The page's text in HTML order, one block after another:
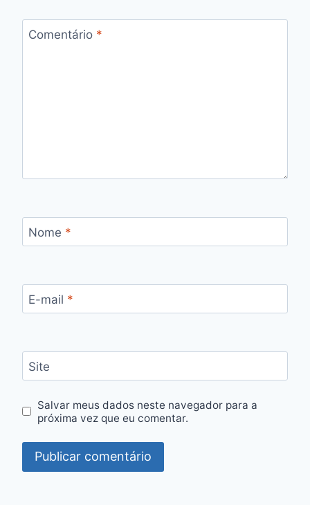
Comentário *
Nome *
E-mail *
Site
Salvar meus dados neste navegador para a
próxima vez que eu comentar.